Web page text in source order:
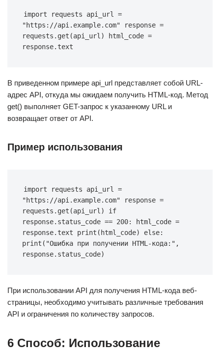
import requests api_url =
"https://api.example.com" response =
requests.get(api_url) html_code =
response.text
В приведенном примере api_url представляет собой URL-
адрес API, откуда мы ожидаем получить HTML-код. Метод
get() выполняет GET-запрос к указанному URL и
возвращает ответ от API.
Пример использования
import requests api_url =
"https://api.example.com" response =
requests.get(api_url) if
response.status_code == 200: html_code =
response.text print(html_code) else:
print("Ошибка при получении HTML-кода:",
response.status_code)
При использовании API для получения HTML-кода веб-
страницы, необходимо учитывать различные требования
API и ограничения по количеству запросов.
6 Способ: Использование